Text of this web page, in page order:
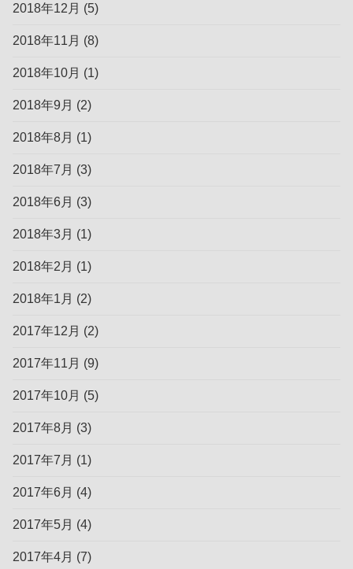
2018年12月 (5)
2018年11月 (8)
2018年10月 (1)
2018年9月 (2)
2018年8月 (1)
2018年7月 (3)
2018年6月 (3)
2018年3月 (1)
2018年2月 (1)
2018年1月 (2)
2017年12月 (2)
2017年11月 (9)
2017年10月 (5)
2017年8月 (3)
2017年7月 (1)
2017年6月 (4)
2017年5月 (4)
2017年4月 (7)